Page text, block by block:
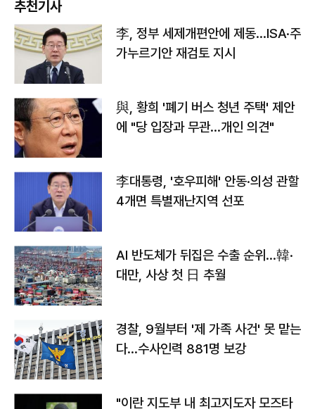
추천기사
李, 정부 세제개편안에 제동…ISA·주
가누르기안 재검토 지시
與, 황희 '폐기 버스 청년 주택' 제안
에 "당 입장과 무관…개인 의견"
李대통령, '호우피해' 안동·의성 관할
4개면 특별재난지역 선포
AI 반도체가 뒤집은 수출 순위…韓·
대만, 사상 첫 日 추월
경찰, 9월부터 '제 가족 사건' 못 맡는
다…수사인력 881명 보강
"이란 지도부 내 최고지도자 모즈타